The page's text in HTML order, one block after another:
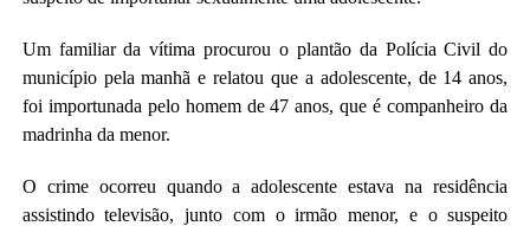
Um familiar da vítima procurou o plantão da Polícia Civil do
município pela manhã e relatou que a adolescente, de 14 anos,
foi importunada pelo homem de 47 anos, que é companheiro da
madrinha da menor.
O crime ocorreu quando a adolescente estava na residência
assistindo televisão, junto com o irmão menor, e o suspeito